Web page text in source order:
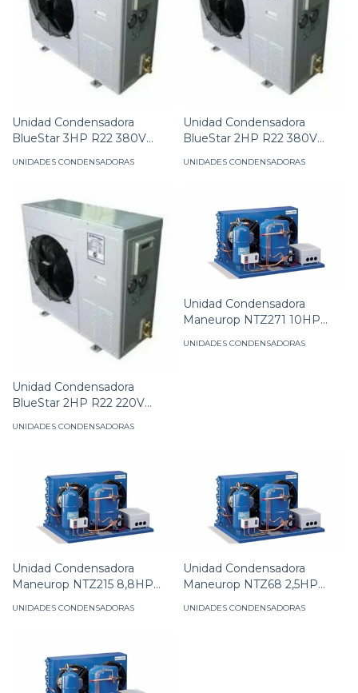
Unidad Condensadora
BlueStar 3HP R22 380V
UNIDADES CONDENSADORAS
Unidad Condensadora
BlueStar 2HP R22 380V
UNIDADES CONDENSADORAS
Unidad Condensadora
BlueStar 2HP R22 220V
UNIDADES CONDENSADORAS
Unidad Condensadora
Maneurop NTZ271 10HP
UNIDADES CONDENSADORAS
Unidad Condensadora
Maneurop NTZ215 8,8HP
UNIDADES CONDENSADORAS
Unidad Condensadora
Maneurop NTZ68 2,5HP
UNIDADES CONDENSADORAS